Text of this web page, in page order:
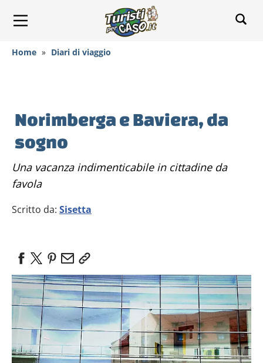
Home » Diari di viaggio
Norimberga e Baviera, da
sogno
Una vacanza indimenticabile in cittadine da
favola
Scritto da: Sisetta